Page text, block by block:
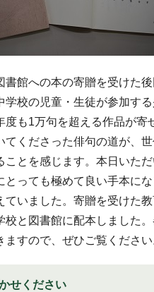
館への本の寄贈を受けた後
学校の児童・生徒が参加す
度も1万句を超える作品が寄
てくださった俳句の道が、
ことを感じます。本日いた
とっても極めて良い手本に
ていました。寄贈を受けた
校と図書館に配本しました
ますので、ぜひご覧ください
せください